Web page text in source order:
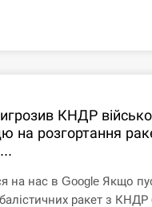
КНДР
на розгортання
на нас в Google Якщо
ракет з КНДР